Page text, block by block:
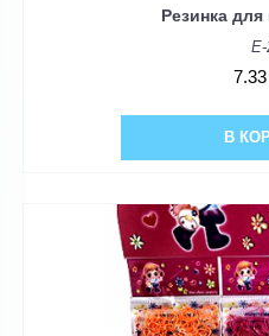
Резинка для
7.33
В